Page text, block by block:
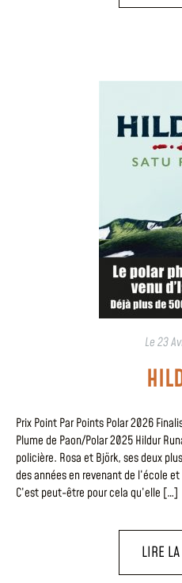
Le23
Prix Point Par Points Polar 2026
Plume de Paon/Polar 2025 Hildur
policière. Rosa et Björk, ses deux
des années en revenant de l’école
C’est peut-être pour cela qu’elle […]
LIRE